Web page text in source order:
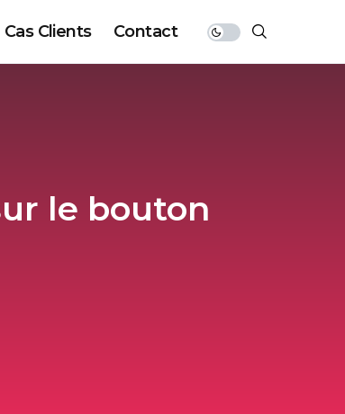
Cas Clients Contact
le bouton